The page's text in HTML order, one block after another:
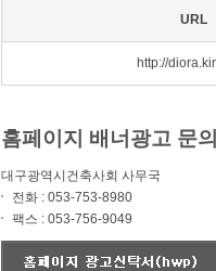
URL
http://
홈페이지 배너광고 문
대구광역시건축사회 사무국
전화 : 053-753-8980
팩스 : 053-756-9049